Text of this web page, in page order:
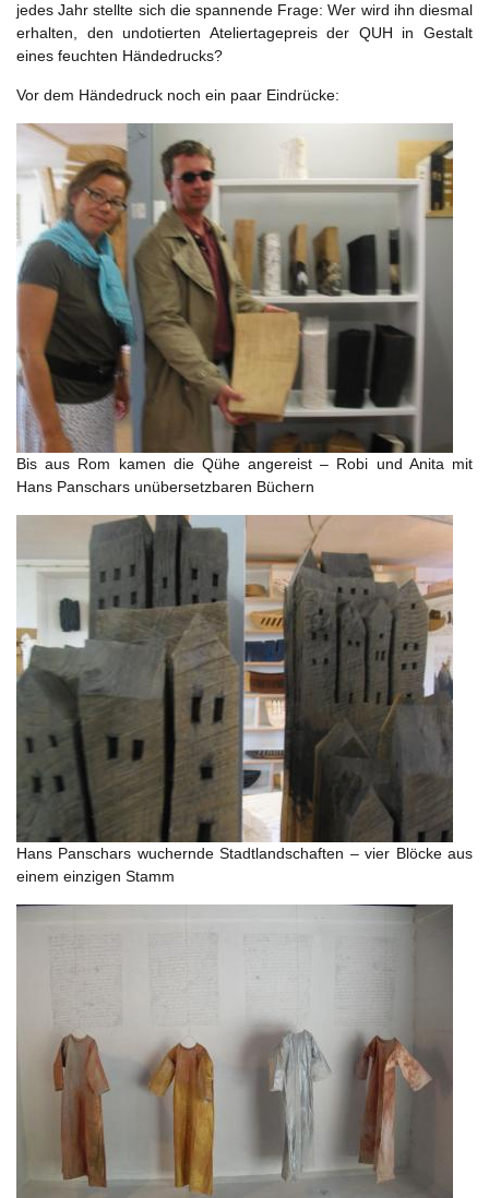
jedes Jahr stellte sich die spannende Frage: Wer wird ihn diesmal
erhalten, den undotierten Ateliertagepreis der QUH in Gestalt
eines feuchten Händedrucks?
Vor dem Händedruck noch ein paar Eindrücke:
Bis aus Rom kamen die Qühe angereist – Robi und Anita mit
Hans Panschars unübersetzbaren Büchern
Hans Panschars wuchernde Stadtlandschaften – vier Blöcke aus
einem einzigen Stamm